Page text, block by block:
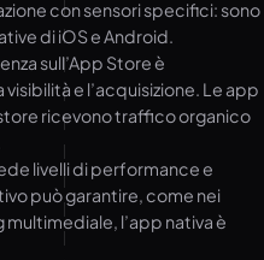
con sensori specifici: sono
di iOS e Android.
sull’App Store è
e l’acquisizione. Le app
ricevono traffico organico
livelli di performance e
può garantire, come nei
l’app nativa è